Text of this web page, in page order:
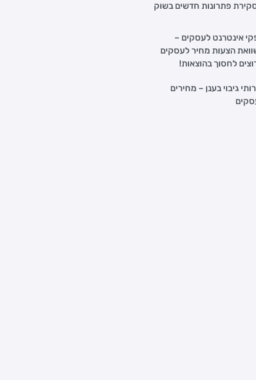
פתרונות חדשים בשוק
אינטרנט לעסקים –
הצעות מחיר לעסקים
לחסוך בהוצאות!
גיבוי בענן – מחירים